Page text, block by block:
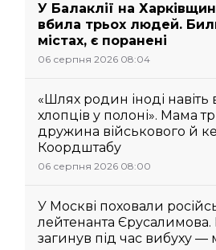
У Балаклії на
вбила трьох людей.
містах, є поранені
06 серпня 2026 08:04
«Шлях родин іноді навіть
хлопців у полоні». Мама
дружина військового й
Коордштабу
06 серпня 2026 08:00
У Москві поховали
лейтенанта Єрусалимова.
загинув під час вибуху —